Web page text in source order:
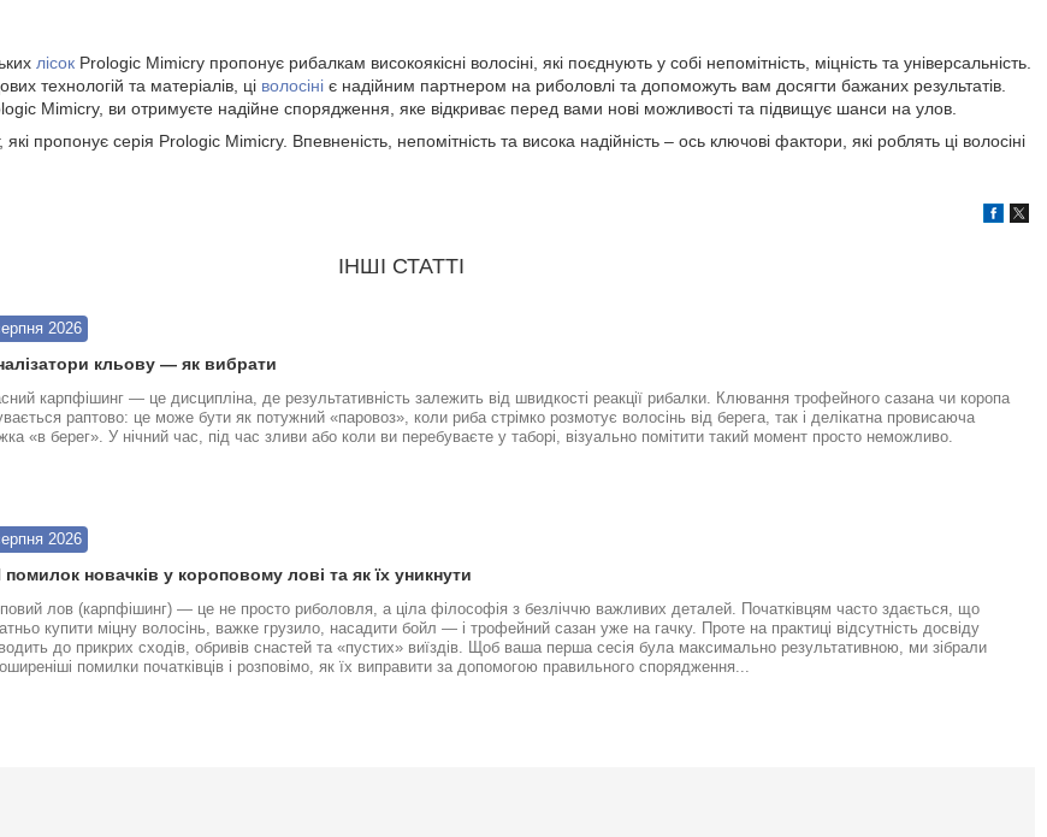
лісок Prologic Mimicry пропонує рибалкам високоякісні волосіні, які поєднують у собі непомітність, міцність та універсальність.
технологій та матеріалів, ці волосіні є надійним партнером на риболовлі та допоможуть вам досягти бажаних результатів.
Mimicry, ви отримуєте надійне спорядження, яке відкриває перед вами нові можливості та підвищує шанси на улов.
пропонує серія Prologic Mimicry. Впевненість, непомітність та висока надійність – ось ключові фактори, які роблять ці волосіні
ІНШІ СТАТТІ
2026
кльову — як вибрати
карпфішинг — це дисципліна, де результативність залежить від швидкості реакції рибалки. Клювання трофейного сазана чи коропа
раптово: це може бути як потужний «паровоз», коли риба стрімко розмотує волосінь від берега, так і делікатна провисаюча
«в берег». У нічний час, під час зливи або коли ви перебуваєте у таборі, візуально помітити такий момент просто неможливо.
2026
новачків у короповому лові та як їх уникнути
лов (карпфішинг) — це не просто риболовля, а ціла філософія з безліччю важливих деталей. Початківцям часто здається, що
купити міцну волосінь, важке грузило, насадити бойл — і трофейний сазан уже на гачку. Проте на практиці відсутність досвіду
до прикрих сходів, обривів снастей та «пустих» виїздів. Щоб ваша перша сесія була максимально результативною, ми зібрали
помилки початківців і розповімо, як їх виправити за допомогою правильного спорядження...